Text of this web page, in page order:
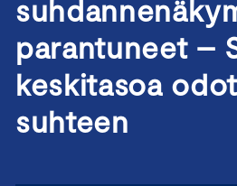
parantuneet –
keskitasoa
suhteen